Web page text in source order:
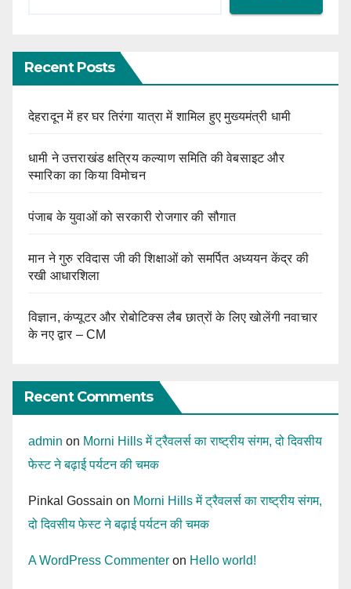
Recent Posts
देहरादून में हर घर तिरंगा यात्रा में शामिल हुए मुख्यमंत्री धामी
धामी ने उत्तराखंड क्षत्रिय कल्याण समिति की वेबसाइट और
स्मारिका का किया विमोचन
पंजाब के युवाओं को सरकारी रोजगार की सौगात
मान ने गुरु रविदास जी की शिक्षाओं को समर्पित अध्ययन केंद्र की
रखी आधारशिला
विज्ञान, कंप्यूटर और रोबोटिक्स लैब छात्रों के लिए खोलेंगी नवाचार
के नए द्वार – CM
Recent Comments
admin on Morni Hills में ट्रैवलर्स का राष्ट्रीय संगम, दो दिवसीय
फेस्ट ने बढ़ाई पर्यटन की चमक
Pinkal Gossain on Morni Hills में ट्रैवलर्स का राष्ट्रीय संगम,
दो दिवसीय फेस्ट ने बढ़ाई पर्यटन की चमक
A WordPress Commenter on Hello world!